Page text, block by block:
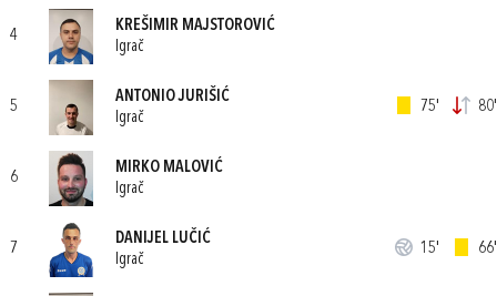
4
KREŠIMIR MAJSTOROVIĆ
Igrač
5
ANTONIO JURIŠIĆ
Igrač
75' 80'
6
MIRKO MALOVIĆ
Igrač
7
DANIJEL LUČIĆ
Igrač
15' 66'